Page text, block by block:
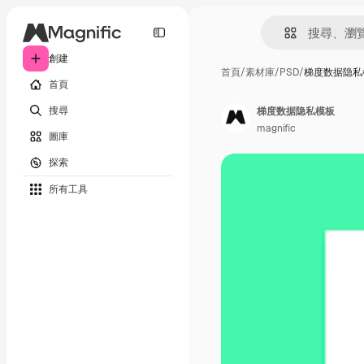
創建
首頁
搜尋
圖庫
探索
所有工具
首頁/素材庫/PSD/梯度数据隐
梯度数据隐私模板
magnific